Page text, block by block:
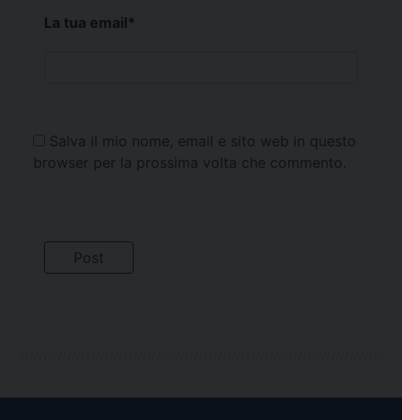
La tua email*
Salva il mio nome, email e sito web in questo
browser per la prossima volta che commento.